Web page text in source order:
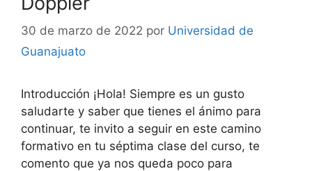
30 de marzo de 2022 por Universidad de
Guanajuato
Introducción ¡Hola! Siempre es un gusto
saludarte y saber que tienes el ánimo para
continuar, te invito a seguir en este camino
formativo en tu séptima clase del curso, te
comento que ya nos queda poco para